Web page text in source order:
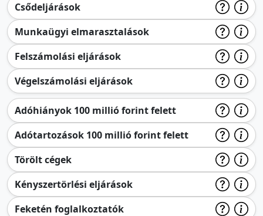
Csődeljárások
Munkaügyi elmarasztalások
Felszámolási eljárások
Végelszámolási eljárások
Adóhiányok 100 millió forint felett
Adótartozások 100 millió forint felett
Törölt cégek
Kényszertörlési eljárások
Feketén foglalkoztatók